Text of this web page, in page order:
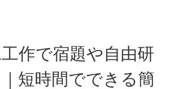
作で宿題や自由研
短時間でできる簡